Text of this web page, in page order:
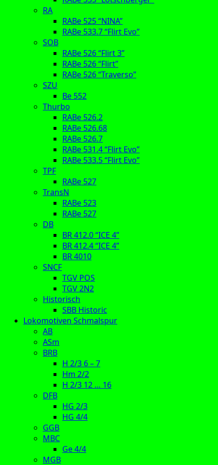
RA
RABe 525 “NINA”
RABe 533.7 “Flirt Evo”
SOB
RABe 526 “Flirt 3”
RABe 526 “Flirt”
RABe 526 “Traverso”
SZU
Be 552
Thurbo
RABe 526.2
RABe 526.68
RABe 526.7
RABe 531.4 “Flirt Evo”
RABe 533.5 “Flirt Evo”
TPF
RABe 527
TransN
RABe 523
RABe 527
DB
BR 412.0 “ICE 4”
BR 412.4 “ICE 4”
BR 4010
SNCF
TGV POS
TGV 2N2
Historisch
SBB Historic
Lokomotiven Schmalspur
AB
ASm
BRB
H 2/3 6 – 7
Hm 2/2
H 2/3 12 … 16
DFB
HG 2/3
HG 4/4
GGB
MBC
Ge 4/4
MGB